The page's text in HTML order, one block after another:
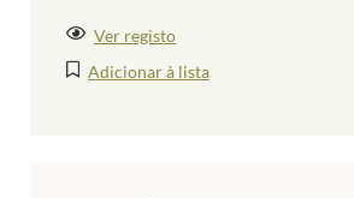
Ver registo
Adicionar à lista